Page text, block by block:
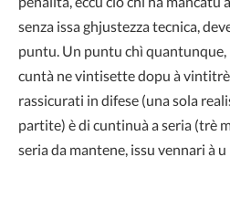
senza issa ghjustezza tecnica,
puntu. Un puntu chì quantunque,
cuntà ne vintisette dopu à vintitrè
rassicurati in difese (una sola
partite) è di cuntinuà a seria (trè
seria da mantene, issu vennari à u